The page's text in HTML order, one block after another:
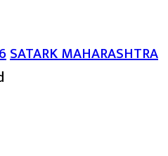
SATARK MAHARASHTRA